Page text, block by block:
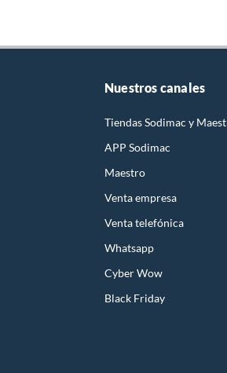
Nuestros canales
Tiendas Sodimac y
APP Sodimac
Maestro
Venta empresa
Venta telefónica
Whatsapp
Cyber Wow
Black Friday